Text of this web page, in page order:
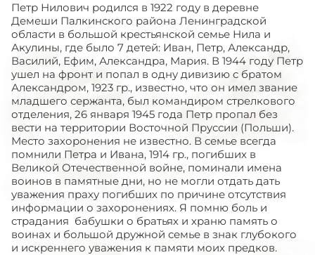
Петр Нилович родился в 1922 году в деревне
Демеши Палкинского района Ленинградской
области в большой крестьянской семье Нила и
Акулины, где было 7 детей: Иван, Петр, Александр,
Василий, Ефим, Александра, Мария. В 1944 году Петр
ушел на фронт и попал в одну дивизию с братом
Александром, 1923 гр., известно, что он имел звание
младшего сержанта, был командиром стрелкового
отделения, 26 января 1945 года Петр пропал без
вести на территории Восточной Пруссии (Польши).
Место захоронения не известно. В семье всегда
помнили Петра и Ивана, 1914 гр., погибших в
Великой Отечественной войне, поминали имена
воинов в памятные дни, но не могли отдать дать
уважения праху погибших по причине отсутствия
информации о захоронениях. Я помню боль и
страдания бабушки о братьях и храню память о
воинах и большой дружной семье в знак глубокого
и искреннего уважения к памяти моих предков.